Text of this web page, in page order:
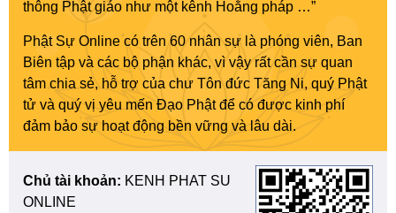
thông Phật giáo như một kênh Hoằng pháp …”
Phật Sự Online có trên 60 nhân sự là phóng viên, Ban
Biên tập và các bộ phận khác, vì vậy rất cần sự quan
tâm chia sẻ, hỗ trợ của chư Tôn đức Tăng Ni, quý Phật
tử và quý vị yêu mến Đạo Phật để có được kinh phí
đảm bảo sự hoạt động bền vững và lâu dài.
Chủ tài khoản: KENH PHAT SU
ONLINE